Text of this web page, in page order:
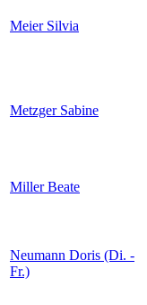
Meier Silvia
Metzger Sabine
Miller Beate
Neumann Doris (Di. -
Fr.)